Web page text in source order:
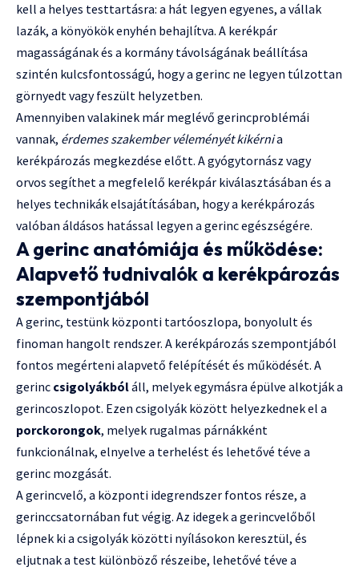
kell a helyes testtartásra: a hát legyen egyenes, a vállak
lazák, a könyökök enyhén behajlítva. A kerékpár
magasságának és a kormány távolságának beállítása
szintén kulcsfontosságú, hogy a gerinc ne legyen túlzottan
görnyedt vagy feszült helyzetben.
Amennyiben valakinek már meglévő gerincproblémái
vannak, érdemes szakember véleményét kikérnia
kerékpározás megkezdése előtt. A gyógytornász vagy
orvos segíthet a megfelelő kerékpár kiválasztásában és a
helyes technikák elsajátításában, hogy a kerékpározás
valóban áldásos hatással legyen a gerinc egészségére.
A gerinc anatómiája és működése:
Alapvető tudnivalók a kerékpározás
szempontjából
A gerinc, testünk központi tartóoszlopa, bonyolult és
finoman hangolt rendszer. A kerékpározás szempontjából
fontos megérteni alapvető felépítését és működését. A
gerinc csigolyákbóláll, melyek egymásra épülve alkotják a
gerincoszlopot. Ezen csigolyák között helyezkednek el a
porckorongok, melyek rugalmas párnákként
funkcionálnak, elnyelve a terhelést és lehetővé téve a
gerinc mozgását.
A gerincvelő, a központi idegrendszer fontos része, a
gerinccsatornában fut végig. Az idegek a gerincvelőből
lépnek ki a csigolyák közötti nyílásokon keresztül, és
eljutnak a test különböző részeibe, lehetővé téve a